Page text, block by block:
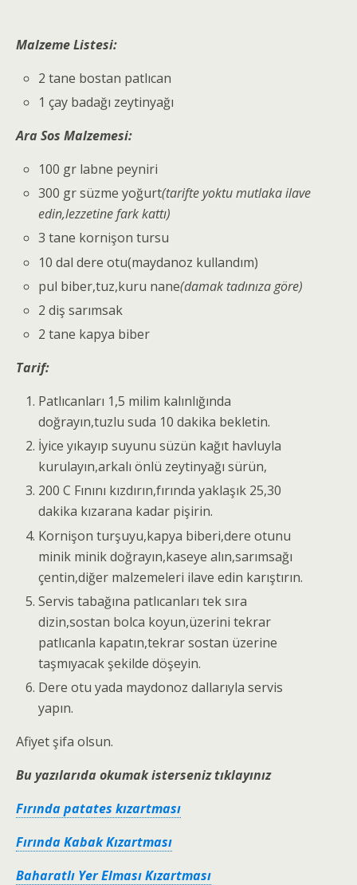
Malzeme Listesi:
2 tane bostan patlıcan
1 çay badağı zeytinyağı
Ara Sos Malzemesi:
100 gr labne peyniri
300 gr süzme yoğurt(tarifte yoktu mutlaka ilave
edin,lezzetine fark kattı)
3 tane kornişon tursu
10 dal dere otu(maydanoz kullandım)
pul biber,tuz,kuru nane(damak tadınıza göre)
2 diş sarımsak
2 tane kapya biber
Tarif:
Patlıcanları 1,5 milim kalınlığında
doğrayın,tuzlu suda 10 dakika bekletin.
İyice yıkayıp suyunu süzün kağıt havluyla
kurulayın,arkalı önlü zeytinyağı sürün,
200 C Fınını kızdırın,fırında yaklaşık 25,30
dakika kızarana kadar pişirin.
Kornişon turşuyu,kapya biberi,dere otunu
minik minik doğrayın,kaseye alın,sarımsağı
çentin,diğer malzemeleri ilave edin karıştırın.
Servis tabağına patlıcanları tek sıra
dizin,sostan bolca koyun,üzerini tekrar
patlıcanla kapatın,tekrar sostan üzerine
taşmıyacak şekilde döşeyin.
Dere otu yada maydonoz dallarıyla servis
yapın.
Afiyet şifa olsun.
Bu yazılarıda okumak isterseniz tıklayınız
Fırında patates kızartması
Fırında Kabak Kızartması
Baharatlı Yer Elması Kızartması